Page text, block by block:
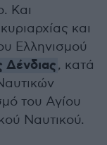
Και
και
Ελληνισμού
Δένδιας, κατά
του Αγίου
Ναυτικού.